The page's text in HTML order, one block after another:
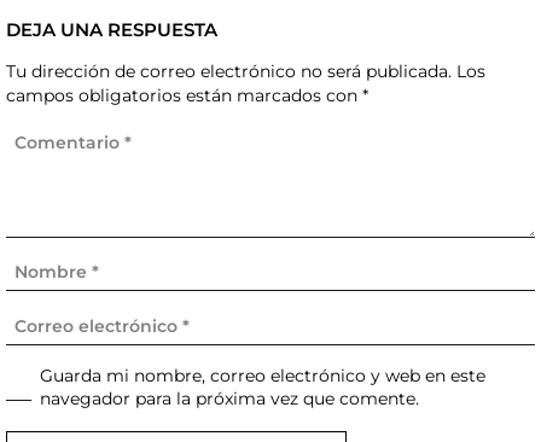
DEJA UNA RESPUESTA
Tu dirección de correo electrónico no será publicada. Los
campos obligatorios están marcados con *
Guarda mi nombre, correo electrónico y web en este
navegador para la próxima vez que comente.